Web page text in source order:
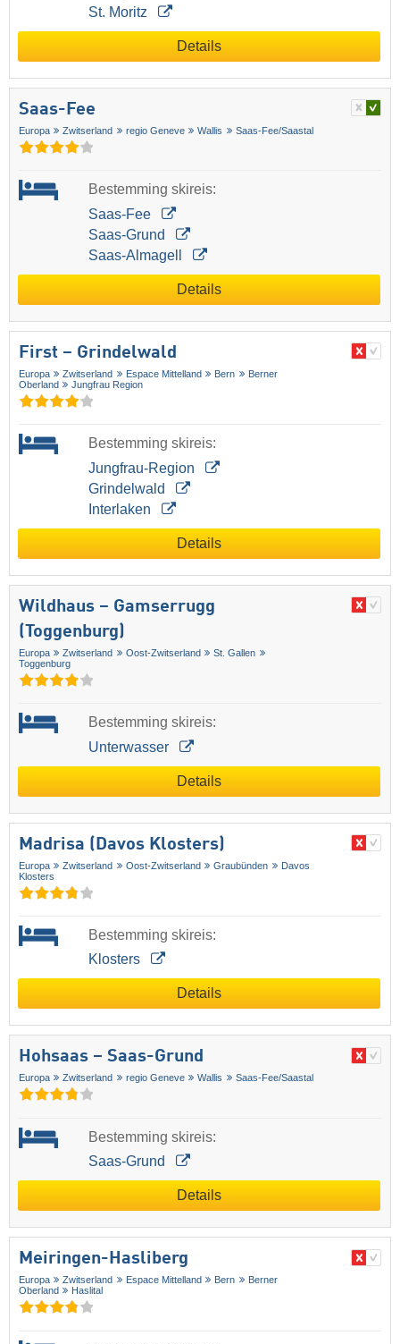
St. Moritz
Details
Saas-Fee
Europa Zwitserland regio Geneve Wallis Saas-Fee/​Saastal
Bestemming skireis:
Saas-Fee
Saas-Grund
Saas-Almagell
Details
First – Grindelwald
Europa Zwitserland Espace Mittelland Bern
Berner
Oberland
Jungfrau Region
Bestemming skireis:
Jungfrau-Region
Grindelwald
Interlaken
Details
Wildhaus – Gamserrugg
(Toggenburg)
Europa Zwitserland Oost-Zwitserland
St. Gallen
Toggenburg
Bestemming skireis:
Unterwasser
Details
Madrisa (Davos Klosters)
Europa Zwitserland Oost-Zwitserland Graubünden
Davos
Klosters
Bestemming skireis:
Klosters
Details
Hohsaas – Saas-Grund
Europa Zwitserland regio Geneve Wallis Saas-Fee/​Saastal
Bestemming skireis:
Saas-Grund
Details
Meiringen-Hasliberg
Europa Zwitserland Espace Mittelland Bern
Berner
Oberland
Haslital